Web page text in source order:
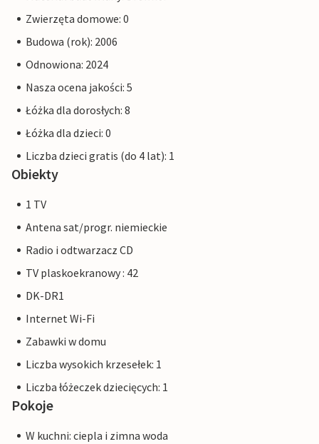
Zwierzęta domowe: 0
Budowa (rok): 2006
Odnowiona: 2024
Nasza ocena jakości: 5
Łóżka dla dorosłych: 8
Łóżka dla dzieci: 0
Liczba dzieci gratis (do 4 lat): 1
Obiekty
1 TV
Antena sat/progr. niemieckie
Radio i odtwarzacz CD
TV plaskoekranowy : 42
DK-DR1
Internet Wi-Fi
Zabawki w domu
Liczba wysokich krzesełek: 1
Liczba łóżeczek dziecięcych: 1
Pokoje
W kuchni: ciepla i zimna woda